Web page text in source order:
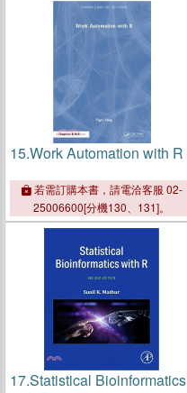
15.Work Automation with R
若需訂購本書，請電洽客服 02-
25006600[分機130、131]。
17.Statistical Bioinformatics